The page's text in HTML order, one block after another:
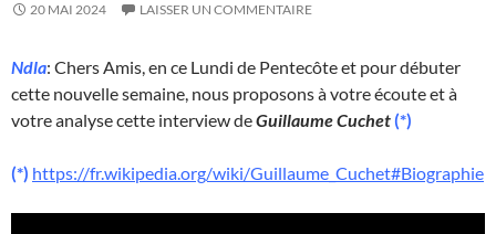
20 MAI 2024 LAISSER UN COMMENTAIRE
Ndla: Chers Amis, en ce Lundi de Pentecôte et pour débuter
cette nouvelle semaine, nous proposons à votre écoute et à
votre analyse cette interview deGuillaume Cuchet(*)
(*) https://fr.wikipedia.org/wiki/Guillaume_Cuchet#Biographie